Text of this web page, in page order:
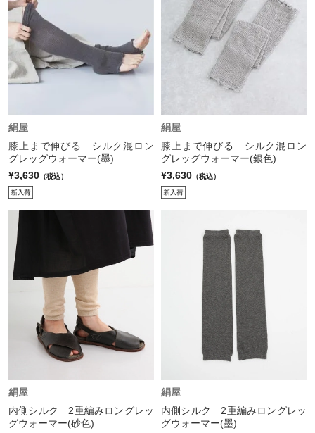
絹屋
膝上まで伸びる シルク混ロン
グレッグウォーマー(墨)
¥3,630 （税込）
絹屋
膝上まで伸びる シルク混ロン
グレッグウォーマー(銀色)
¥3,630 （税込）
絹屋
内側シルク 2重編みロングレッ
グウォーマー(砂色)
絹屋
内側シルク 2重編みロングレッ
グウォーマー(墨)